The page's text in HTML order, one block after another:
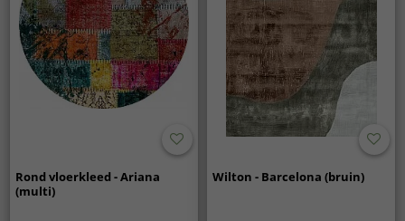
Rond vloerkleed - Ariana
(multi)
Wilton - Barcelona (bruin)